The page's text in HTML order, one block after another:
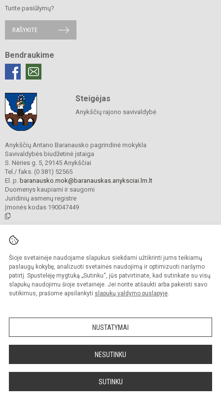
Šioje svetainėje naudojame slapukus siekdami užtikrinti jums teikiamų
paslaugų kokybę, analizuoti svetainės naudojimą ir optimizuoti naršymo
patirtį. Spustelėję mygtuką „Sutinku“, jūs patvirtinate, kad sutinkate su visų
slapukų naudojimu šioje svetainėje. Jei norite atšaukti arba pakeisti savo
sutikimus, prašome apsilankyti slapukų valdymo puslapyje.
NUSTATYMAI
NESUTINKU
SUTINKU
Turite pasiūlymų?
RAŠYKITE
Bendraukime
Steigėjas
Anykščių rajono savivaldybė
Anykščių Antano Baranausko pagrindinė mokykla
Savivaldybės biudžetinė įstaiga
S. Nėries g. 5, 29145 Anykščiai
Tel./ faks. (0 381) 52565
El. p. baranausko.mok@baranauskas.anyksciai.lm.lt
Duomenys kaupiami ir saugomi
Juridinių asmenų registre
Įmonės kodas 190047449
Kopijuoti turinį be raštiško mokyklos administracijos sutikimo griežtai
draudžiama.
Prieinamumo paraiška Slapukų valdymas
Sumanus būdas atnaujinti